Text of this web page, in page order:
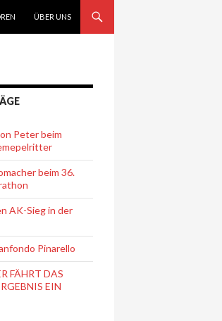
ÜBER UNS
Peter beim
beim 36.
AK-Sieg in der
Pinarello
FÄHRT DAS
EIN